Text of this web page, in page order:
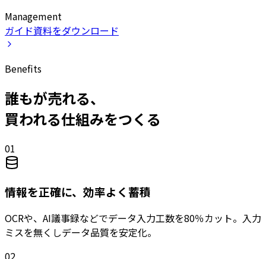
Management
ガイド資料をダウンロード
Benefits
誰もが売れる、
買われる仕組みをつくる
01
情報を正確に、効率よく蓄積
OCRや、AI議事録などでデータ入力工数を80％カット。入力
ミスを無くしデータ品質を安定化。
02